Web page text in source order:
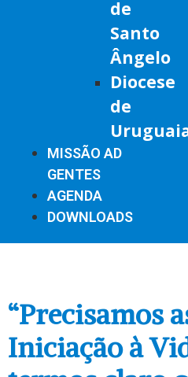
de
Santo
Ângelo
Diocese
de
MISSÃO AD
GENTES
AGENDA
DOWNLOADS
“Precisamos
Iniciação à